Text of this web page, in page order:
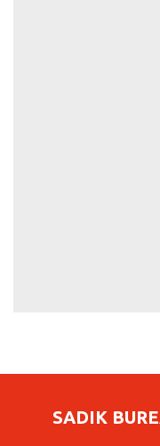
LEO UTEU
SADIK